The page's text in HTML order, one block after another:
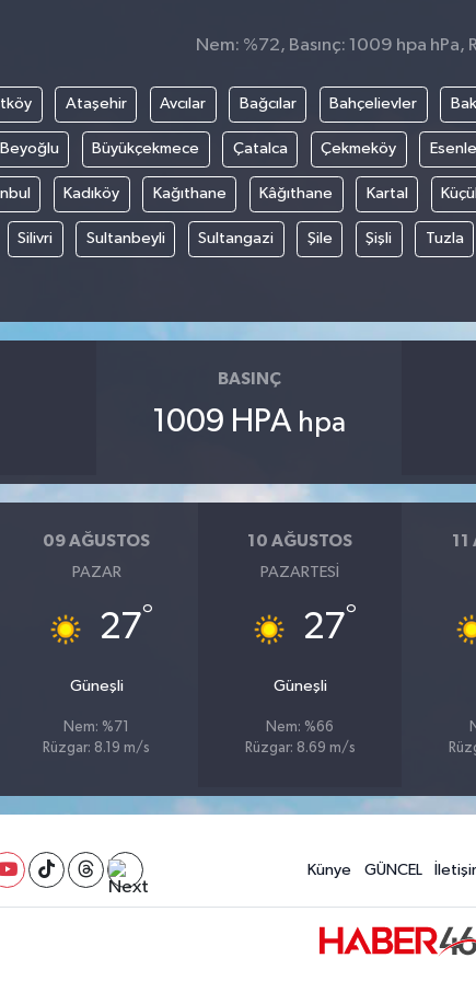
Nem: %72, Basınç: 1009 hpa
Ataşehir Avcılar Bağcılar Bahçelievler
Beyoğlu Büyükçekmece Çatalca Çekmeköy
Kadıköy Kağıthane Kâğıthane Kartal
Silivri Sultanbeyli Sultangazi Şile Şişli Tuzla
BASINÇ
1009 HPA hpa
09 AĞUSTOS
PAZAR
27°
Güneşli
Nem: %71
Rüzgar: 8.19 m/s
10 AĞUSTOS
PAZARTESI
27°
Güneşli
Nem: %66
Rüzgar: 8.69 m/s
11
Künye GÜNCEL